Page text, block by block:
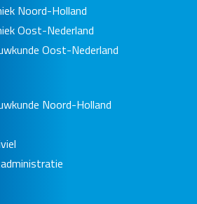
Noord-Holland
Oost-Nederland
Oost-Nederland
Noord-Holland